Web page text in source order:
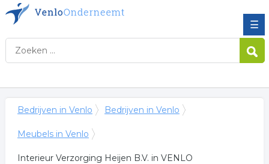
☰
Bedrijven in Venlo Bedrijven in Venlo
Meubels in Venlo
Interieur Verzorging Heijen B.V. in VENLO